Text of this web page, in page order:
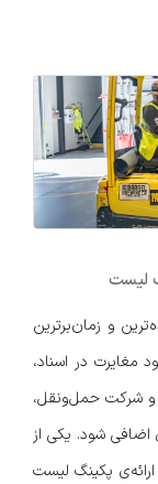
لیست
و زمان‌برترین
مغایرت در اسناد،
و شرکت حمل‌ونقل،
شود. یکی از
ارائه‌ی پکینگ لیست